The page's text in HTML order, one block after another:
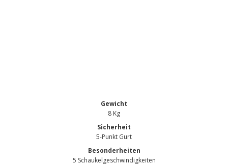
Gewicht
8 Kg
Sicherheit
5-Punkt Gurt
Besonderheiten
5 Schaukelgeschwindigkeiten